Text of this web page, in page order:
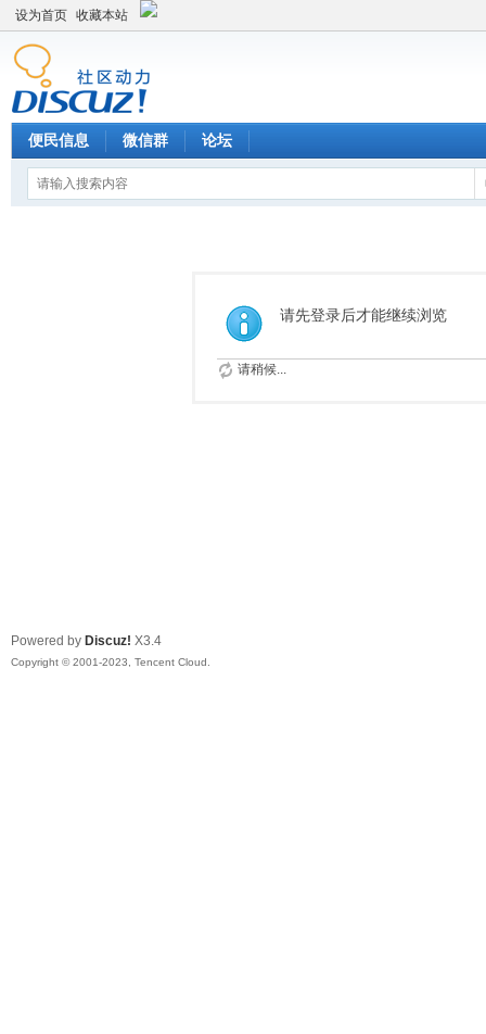
设为首页 收藏本站
便民信息 微信群 论坛
请先登录后才能继续浏览
请稍候...
Powered by Discuz! X3.4
Copyright © 2001-2023, Tencent Cloud.